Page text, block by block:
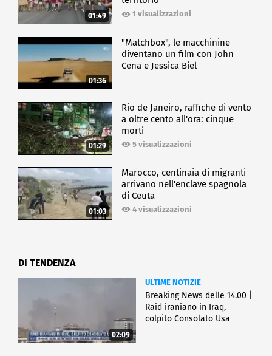
01:49 1 visualizzazioni
01:36
"Matchbox", le macchinine
diventano un film con John
Cena e Jessica Biel
01:29
Rio de Janeiro, raffiche di vento
a oltre cento all'ora: cinque
morti
5 visualizzazioni
01:03
Marocco, centinaia di migranti
arrivano nell'enclave spagnola
di Ceuta
4 visualizzazioni
DI TENDENZA
02:09
ULTIME NOTIZIE
Breaking News delle 14.00 |
Raid iraniano in Iraq,
colpito Consolato Usa